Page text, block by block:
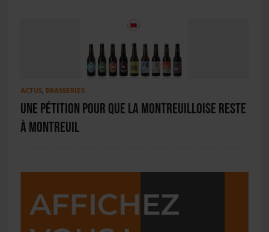
ACTUS, BRASSERIES
Une pétition pour que la Montreuilloise reste
à Montreuil